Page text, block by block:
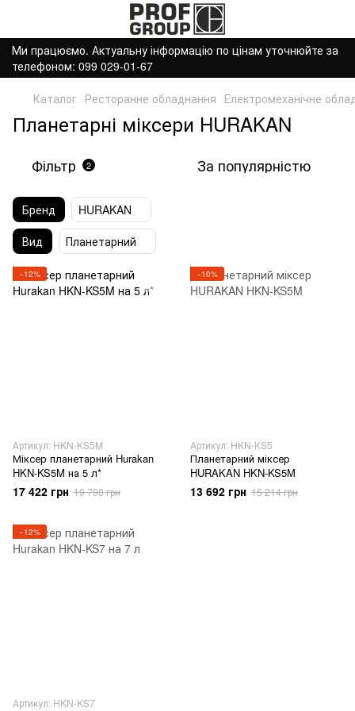
Ми працюємо. Актуальну інформацію по цінам уточнюйте за
телефоном: 099 029-01-67
Каталог Ресторанне обладнання Електромеханічне
Планетарні міксери HURAKAN
Фільтр 2 За популярністю
Бренд
HURAKAN
Вид
Планетарний
−12%
Артикул: HKN-KS5M
Міксер планетарний Hurakan
HKN-KS5M на 5 л*
17 422 грн 19 798 грн
−10%
Артикул: HKN-KS5
Планетарний міксер
HURAKAN HKN-KS5M
13 692 грн 15 214 грн
−12%
Артикул: HKN-KS7